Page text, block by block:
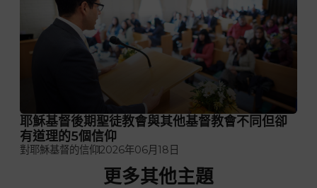
耶穌基督後期聖徒教會與其他基督教會不同但卻
有道理的5個信仰
對耶穌基督的信仰2026年06月18日
更多其他主題